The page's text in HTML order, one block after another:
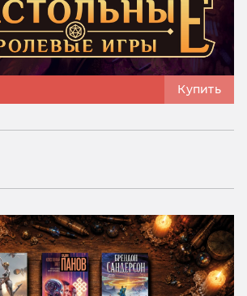
Купить